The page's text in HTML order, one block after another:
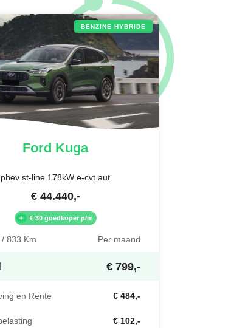
BENZINE HYBRIDE
Ford Kuga
phev st-line 178kW e-cvt aut
€ 44.440,-
€ 30 goedkoper p/m
833 Km Per maand
€ 799,-
en Rente € 484,-
€ 102,-